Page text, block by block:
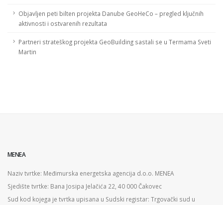
Objavljen peti bilten projekta Danube GeoHeCo – pregled ključnih
aktivnosti i ostvarenih rezultata
Partneri strateškog projekta GeoBuilding sastali se u Termama Sveti
Martin
MENEA
Naziv tvrtke: Međimurska energetska agencija d.o.o. MENEA
Sjedište tvrtke: Bana Josipa Jelačića 22, 40 000 Čakovec
Sud kod kojega je tvrtka upisana u Sudski registar: Trgovački sud u